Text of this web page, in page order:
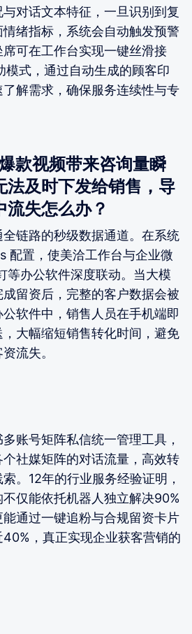
对话文本特征，一旦识别到复
绪指标，系统会自动触发预警
可在工作台实现一键丝滑接
模式，通过自动生成的顾客印
解需求，确保服务连续性与专
款视频带来咨询量瞬
法及时下发给销售，导
失怎么办？
全链路的秒级数据通道。在系统
配置，使美洽工作台与企业微
等办公软件深度联动。当大模
留资后，完整的客户数据会被
软件中，销售人员在手机端即
大幅缩短销售转化时间，避免
流失。
账号矩阵私信统一管理工具，
社媒矩阵的对话流量，高效转
。12年的行业服务经验证明，
仅能依托机器人独立解决90%
通过一键追粉与合规留资卡片
，真正实现企业获客营销的